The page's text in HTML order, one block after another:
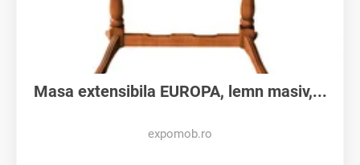
Masa extensibila EUROPA, lemn masiv,...
expomob.ro